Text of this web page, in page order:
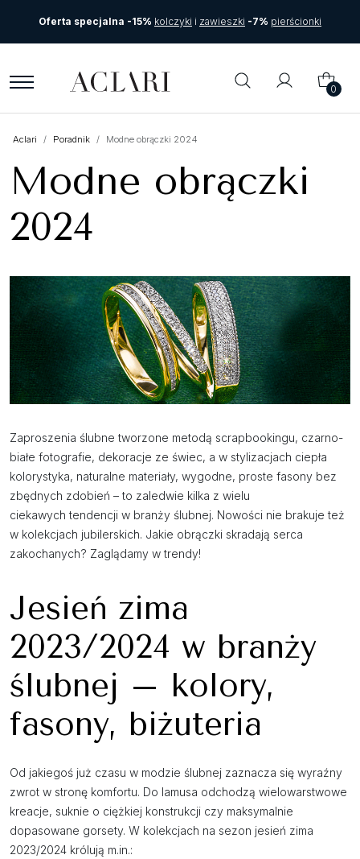
Oferta specjalna -15% kolczyki i zawieszki -7% pierścionki
0
Aclari Poradnik Modne obrączki 2024
Modne obrączki
2024
Zaproszenia ślubne tworzone metodą scrapbookingu, czarno-
białe fotografie, dekoracje ze świec, a w stylizacjach ciepła
kolorystyka, naturalne materiały, wygodne, proste fasony bez
zbędnych zdobień – to zaledwie kilka z wielu
ciekawych tendencji w branży ślubnej. Nowości nie brakuje też
w kolekcjach jubilerskich. Jakie obrączki skradają serca
zakochanych? Zaglądamy w trendy!
Jesień zima
2023/2024 w branży
ślubnej – kolory,
fasony, biżuteria
Od jakiegoś już czasu w modzie ślubnej zaznacza się wyraźny
zwrot w stronę komfortu. Do lamusa odchodzą wielowarstwowe
kreacje, suknie o ciężkiej konstrukcji czy maksymalnie
dopasowane gorsety. W kolekcjach na sezon jesień zima
2023/2024 królują m.in.: